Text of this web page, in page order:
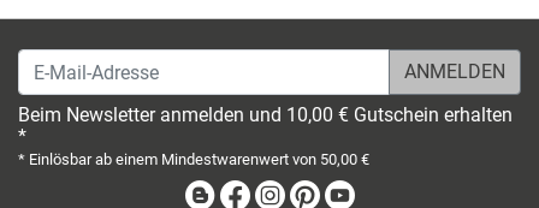
E-Mail-Adresse
Beim Newsletter anmelden und 10,00 € Gutschein erhalten
*
* Einlösbar ab einem Mindestwarenwert von 50,00 €
BlogFacebook
Instagram
Pinterest